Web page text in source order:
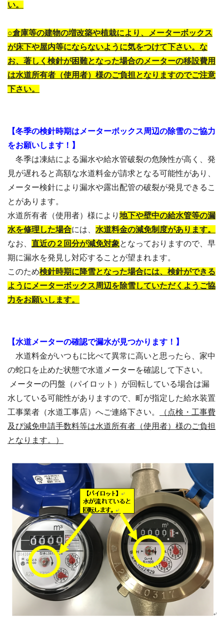
い。
○倉庫等の建物の増改築や植栽により、メーターボックス
が床下や屋内等にならないように気をつけて下さい。な
お、著しく検針が困難となった場合のメーターの移設費用
は水道所有者（使用者）様のご負担となりますのでご注意
下さい。
【冬季の検針時期はメーターボックス周辺の除雪のご協力
をお願いします！】
冬季は凍結による漏水や給水管破裂の危険性が高く、発
見が遅れると高額な水道料金が請求となる可能性があり、
メーター検針により漏水や露出配管の破裂が発見できるこ
とがあります。
水道所有者（使用者）様により 地下や壁中の給水管等の漏
水を修理した場合には、 水道料金の減免制度があります。
なお、 直近の２回分が減免対象となっておりますので、早
期に漏水を発見し対応することが望まれます。
このため検針時期に降雪となった場合には、検針ができる
ようにメーターボックス周辺を除雪していただくようご協
力をお願いします。
【水道メーターの確認で漏水が見つかります！】
水道料金がいつもに比べて異常に高いと思ったら、家中
の蛇口を止めた状態で水道メーターを確認して下さい。
メーターの円盤（パイロット）が回転している場合は漏
水している可能性がありますので、町が指定した給水装置
工事業者（水道工事店）へご連絡下さい。
（点検・工事費
及び減免申請手数料等は水道所有者（使用者）様のご負担
となります。）